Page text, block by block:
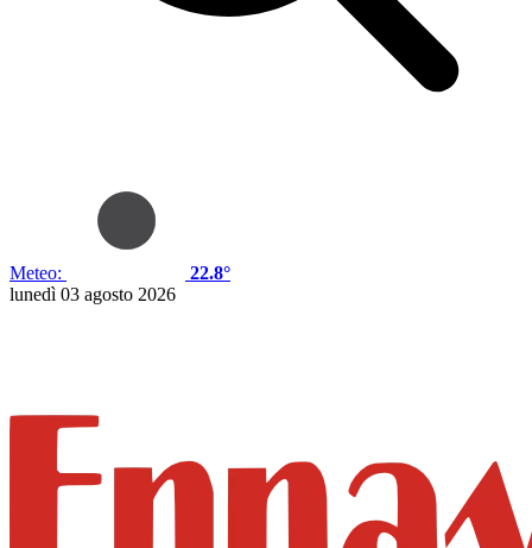
Meteo:
22.8°
lunedì 03 agosto 2026